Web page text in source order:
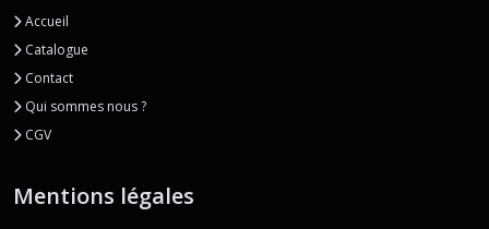
Accueil
Catalogue
Contact
Qui sommes nous ?
CGV
Mentions légales